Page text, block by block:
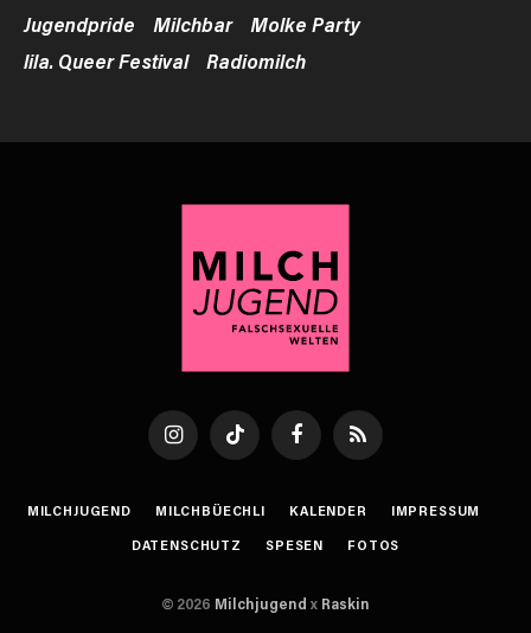
Jugendpride
Milchbar
Molke Party
lila. Queer Festival
Radiomilch
InstagramTikTok FacebookRSS
MILCHJUGEND MILCHBÜECHLI KALENDER
IMPRESSUM
DATENSCHUTZ
SPESEN FOTOS
© 2026 Milchjugend x Raskin